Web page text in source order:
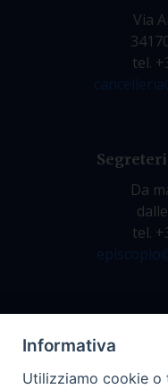
Via
tel.
Da
tel.
Informativa
Utilizziamo cookie o